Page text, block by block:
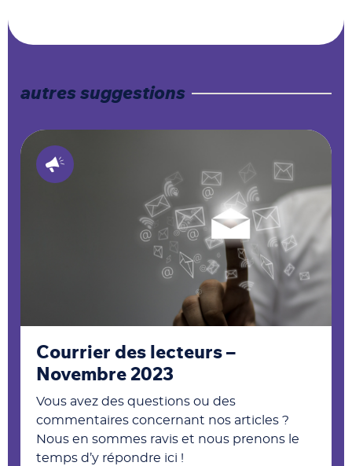
autres suggestions
Courrier des lecteurs –
Novembre 2023
Vous avez des questions ou des
commentaires concernant nos articles ?
Nous en sommes ravis et nous prenons le
temps d’y répondre ici !